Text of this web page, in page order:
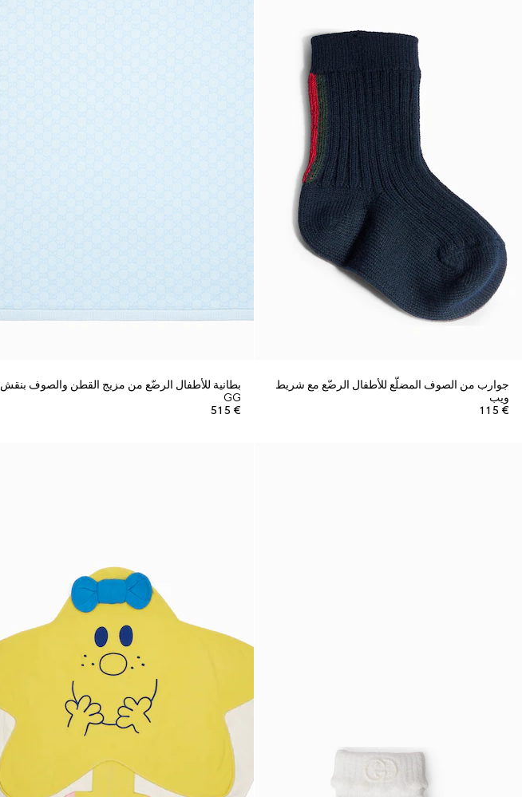
جوارب من الصوف المضلّع للأطفال الرضّع مع شريط
ويب
€ 115
بطانية للأطفال الرضّع من مزيج القطن والصوف بنقش
GG
€ 515